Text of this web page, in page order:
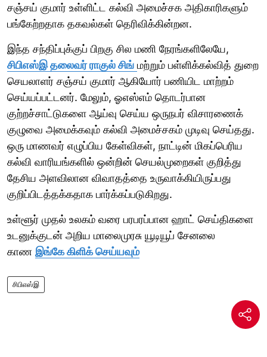
சஞ்சய் குமார் உள்ளிட்ட கல்வி அமைச்சக அதிகாரிகளும்
பங்கேற்றதாக தகவல்கள் தெரிவிக்கின்றன.
இந்த சந்திப்புக்குப் பிறகு சில மணி நேரங்களிலேயே,
சிபிஎஸ்இ தலைவர் ராகுல் சிங் மற்றும் பள்ளிக்கல்வித் துறை
செயலாளர் சஞ்சய் குமார் ஆகியோர் பணியிட மாற்றம்
செய்யப்பட்டனர். மேலும், ஓஎஸ்எம் தொடர்பான
குற்றச்சாட்டுகளை ஆய்வு செய்ய ஒருநபர் விசாரணைக்
குழுவை அமைக்கவும் கல்வி அமைச்சகம் முடிவு செய்தது.
ஒரு மாணவர் எழுப்பிய கேள்விகள், நாட்டின் மிகப்பெரிய
கல்வி வாரியங்களில் ஒன்றின் செயல்முறைகள் குறித்து
தேசிய அளவிலான விவாதத்தை உருவாக்கியிருப்பது
குறிப்பிடத்தக்கதாக பார்க்கப்படுகிறது.
உள்ளூர் முதல் உலகம் வரை பரபரப்பான ஹாட் செய்திகளை
உடனுக்குடன் அறிய மாலைமுரசு யூடியூப் சேனலை
காண இங்கே கிளிக் செய்யவும்
சிபிஎஸ்இ